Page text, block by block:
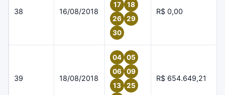
38 16/08/2018
17
18
26
29
30
R$ 0,00
39 18/08/2018
04
05
06
09
13
25
R$ 654.649,21